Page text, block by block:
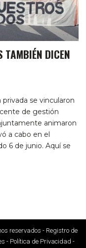
TAMBIÉN DICEN
se vincularon
de gestión
animaron
a cabo en el
6 de junio. Aquí se
reservados - Registro de
- Política de Privacidad -